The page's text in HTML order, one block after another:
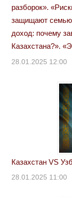
разборок».
защищают семью
доход: почему
Казахстана?».
28.01.2025 12:00
Казахстан VS
28.01.2025 11:00